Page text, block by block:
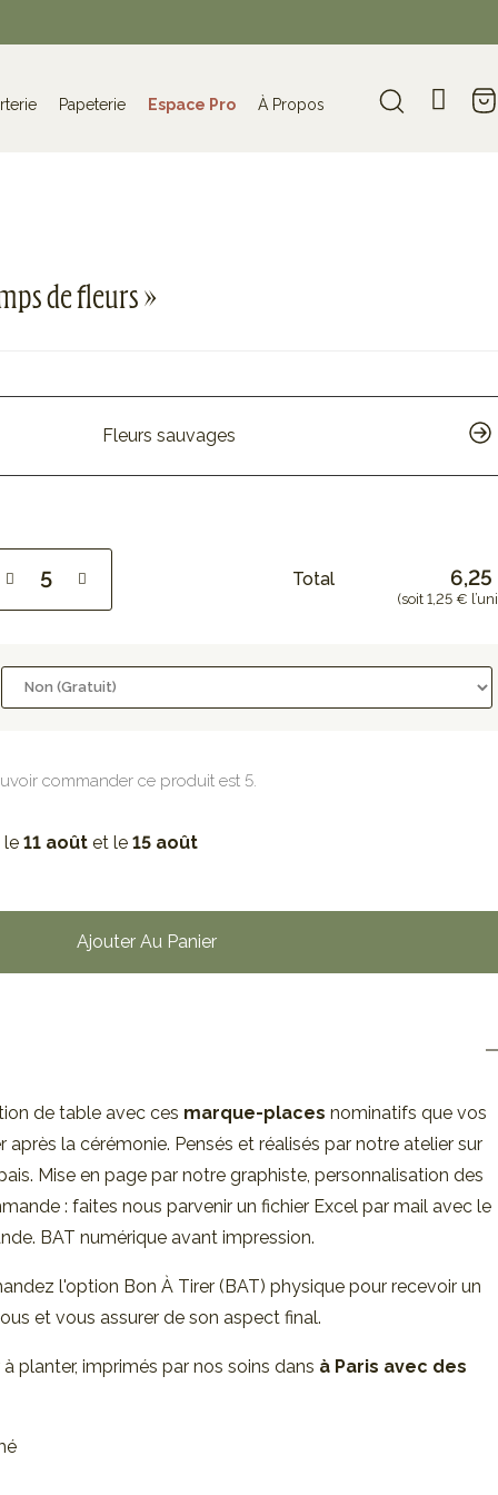
Papeterie Espace Pro À Propos
de fleurs »
Fleurs sauvages
Total
(soit 1,25 €
commander ce produit est 5.
le 11 août et le 15 août
Ajouter Au Panier
de table avec ces marque-places nominatifs que vos
la cérémonie. Pensés et réalisés par notre atelier sur
Mise en page par notre graphiste, personnalisation des
: faites nous parvenir un fichier Excel par mail avec le
BAT numérique avant impression.
l'option Bon À Tirer (BAT) physique pour recevoir un
et vous assurer de son aspect final.
planter, imprimés par nos soins dans à Paris avec des